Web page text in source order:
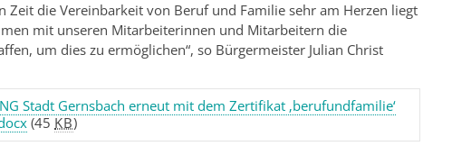
Zeit die Vereinbarkeit von Beruf und Familie sehr am Herzen liegt
mit unseren Mitarbeiterinnen und Mitarbeitern die
um dies zu ermöglichen“, so Bürgermeister Julian Christ
Stadt Gernsbach erneut mit dem Zertifikat ‚berufundfamilie‘
(45 KB)